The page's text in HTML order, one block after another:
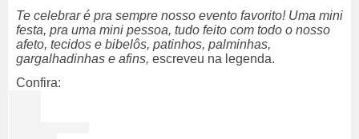
Te celebrar é pra sempre nosso evento favorito! Uma mini
festa, pra uma mini pessoa, tudo feito com todo o nosso
afeto, tecidos e bibelôs, patinhos, palminhas,
gargalhadinhas e afins, escreveu na legenda.
Confira: